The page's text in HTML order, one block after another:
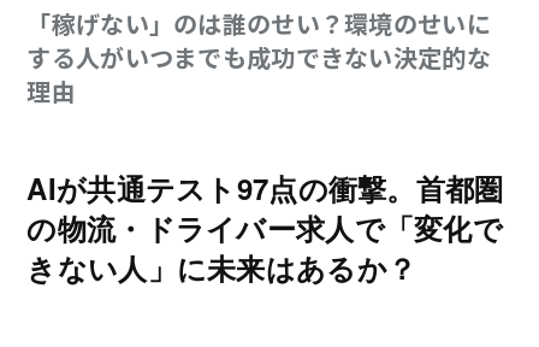
「稼げない」のは誰のせい？環境のせいに
する人がいつまでも成功できない決定的な
理由
AIが共通テスト97点の衝撃。首都圏
の物流・ドライバー求人で「変化で
きない人」に未来はあるか？